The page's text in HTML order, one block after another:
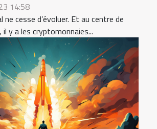
14:58
ne cesse d’évoluer. Et au centre de
y a les cryptomonnaies...